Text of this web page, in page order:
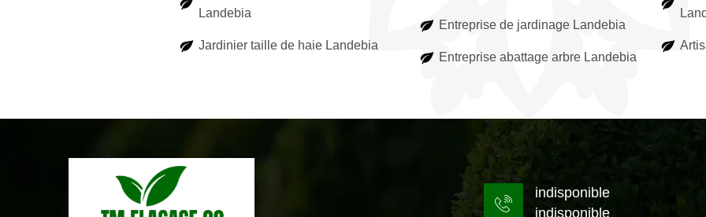
Landebia
Jardinier taille de haie Landebia
Entreprise de jardinage Landebia
Entreprise abattage arbre Landebia
indisponible
indisponible